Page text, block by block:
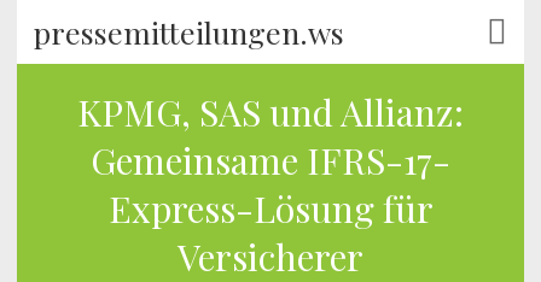
pressemitteilungen.ws
KPMG, SAS und Allianz:
Gemeinsame IFRS-17-
Express-Lösung für
Versicherer